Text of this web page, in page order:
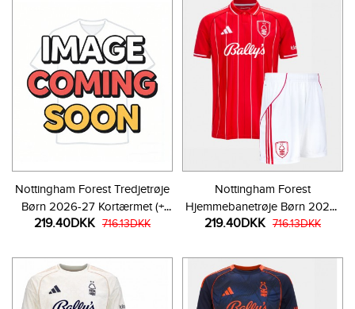
Nottingham Forest Tredjetrøje
Børn 2026-27 Kortærmet (+
Korte bukser)
219.40DKK 716.13DKK
Nottingham Forest
Hjemmebanetrøje Børn 2025-
26 Kortærmet (+ Korte bukser)
219.40DKK 716.13DKK